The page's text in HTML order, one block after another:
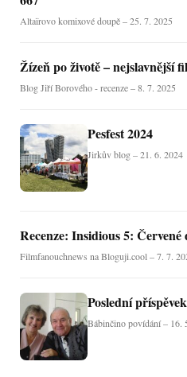
Altaïrovo komixové doupě – 25. 7. 2025
Žízeň po životě – nejslavnější
Blog Jiří Borového - recenze – 8. 7. 2025
Pesfest 2024
Jirkův blog – 21. 6. 2024
Recenze: Insidious 5: Červené
Filmfanouchnews na Bloguji.cool – 7. 7.
Poslední příspěvek
Bábinčino povídání – 16.